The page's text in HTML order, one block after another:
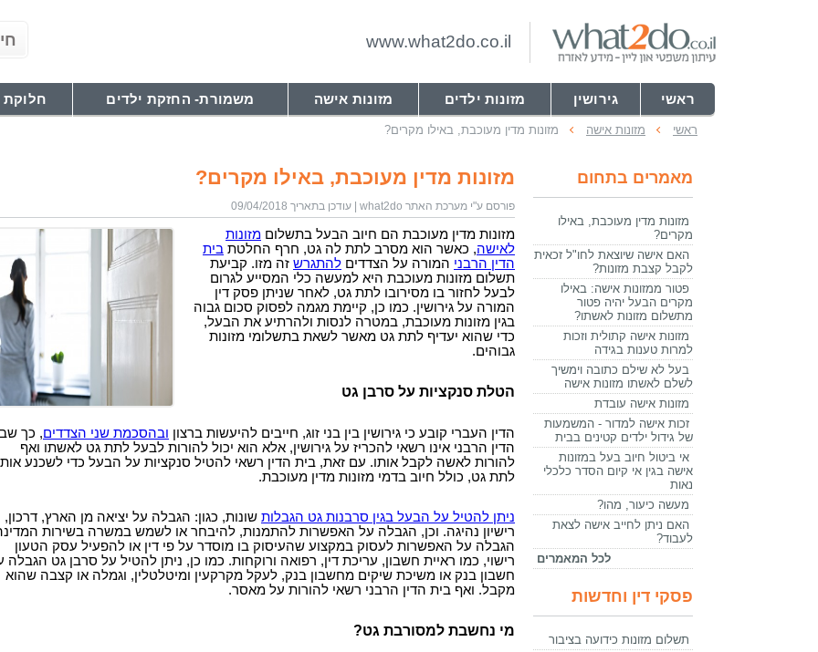
www.what2do.co.il
ראשי גירושין מזונות ילדים מזונות אישה משמורת- החזקת ילדים חלוקת
ראשי מזונות אישה מזונות מדין מעוכבת, באילו מקרים?
מזונות מדין מעוכבת, באילו מקרים?
פורסם ע"י מערכת האתר what2do | עודכן בתאריך 09/04/2018
מזונות מדין מעוכבת הם חיוב הבעל בתשלום מזונות
לאישה, כאשר הוא מסרב לתת לה גט, חרף החלטת בית
הדין הרבני המורה על הצדדים להתגרש זה מזו. קביעת
תשלום מזונות מעוכבת היא למעשה כלי המסייע לגרום
לבעל לחזור בו מסירובו לתת גט, לאחר שניתן פסק דין
המורה על גירושין. כמו כן, קיימת מגמה לפסוק סכום גבוה
בגין מזונות מעוכבת, במטרה לנסות ולהרתיע את הבעל,
כדי שהוא יעדיף לתת גט מאשר לשאת בתשלומי מזונות
גבוהים.
הטלת סנקציות על סרבן גט
הדין העברי קובע כי גירושין בין בני זוג, חייבים להיעשות ברצון ובהסכמת שני הצדדים, כך
הדין הרבני אינו רשאי להכריז על גירושין, אלא הוא יכול להורות לבעל לתת גט לאשתו ואף
להורות לאשה לקבל אותו. עם זאת, בית הדין רשאי להטיל סנקציות על הבעל כדי לשכנע
לתת גט, כולל חיוב בדמי מזונות מדין מעוכבת.
ניתן להטיל על הבעל בגין סרבנות גט הגבלות שונות, כגון: הגבלה על יציאה מן הארץ, דרכון,
רישיון נהיגה. וכן, הגבלה על האפשרות להתמנות, להיבחר או לשמש במשרה בשירות
הגבלה על האפשרות לעסוק במקצוע שהעיסוק בו מוסדר על פי דין או להפעיל עסק הטעון
רישוי, כמו ראיית חשבון, עריכת דין, רפואה ורוקחות. כמו כן, ניתן להטיל על סרבן גט הגבלה
חשבון בנק או משיכת שיקים מחשבון בנק, לעקל מקרקעין ומיטלטלין, וגמלה או קצבה שהוא
מקבל. ואף בית הדין הרבני רשאי להורות על מאסר.
מי נחשבת למסורבת גט?
מאמרים בתחום
מזונות מדין מעוכבת, באילו
מקרים?
האם אישה שיוצאת לחו"ל זכאית
לקבל קצבת מזונות?
פטור ממזונות אישה: באילו
מקרים הבעל יהיה פטור
מתשלום מזונות לאשתו?
מזונות אישה קתולית וזכות
למרות טענות בגידה
בעל לא שילם כתובה וימשיך
לשלם לאשתו מזונות אישה
מזונות אישה עובדת
זכות אישה למדור - המשמעות
של גידול ילדים קטינים בבית
אי ביטול חיוב בעל במזונות
אישה בגין אי קיום הסדר כלכלי
נאות
מעשה כיעור, מהו?
האם ניתן לחייב אישה לצאת
לעבוד?
לכל המאמרים
פסקי דין וחדשות
תשלום מזונות כידועה בציבור